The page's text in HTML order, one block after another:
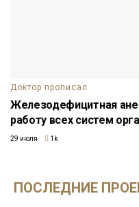
Доктор прописал
Железодефицитная
работу всех систем
29 июля 1k
ПОСЛЕДНИЕ